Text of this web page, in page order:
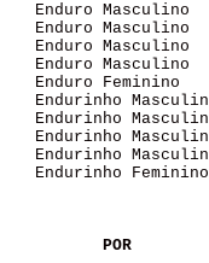
Enduro Masculino
Enduro Masculino
Enduro Masculino
Enduro Masculino
Enduro Feminino
D+
POR